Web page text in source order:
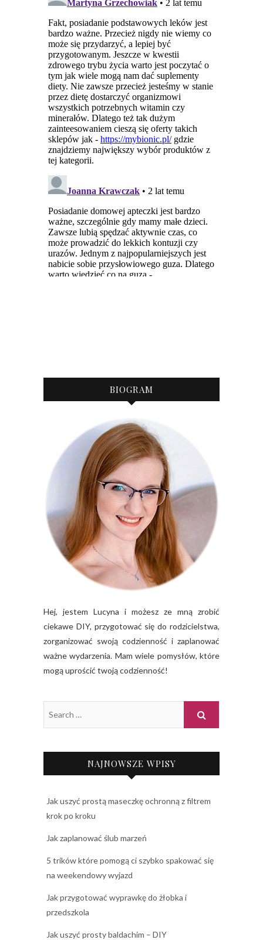
BIOGRAM
Hej, jestem Lucyna i możesz ze mną zrobić
ciekawe DIY, przygotować się do rodzicielstwa,
zorganizować swoją codzienność i zaplanować
ważne wydarzenia. Mam wiele pomysłów, które
mogą uprościć twoją codzienność!
NAJNOWSZE WPISY
Jak uszyć prostą maseczkę ochronną z filtrem
krok po kroku
Jak zaplanować ślub marzeń
5 trików które pomogą ci szybko spakować się
na weekendowy wyjazd
Jak przygotować wyprawkę do żłobka i
przedszkola
Jak uszyć prosty baldachim – DIY